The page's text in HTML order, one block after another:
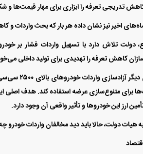
تدریجی تعرفه را ابزاری برای مهار قیمت‌ها و
اخیر نیز نشان داده هر بار که بحث واردات و
دولت تلاش دارد با تسهیل واردات فشار بر
کاهش تعرفه را تهدیدی برای تولید داخلی
از سوی
برای متنوع‌سازی عرضه استفاده کند. هدف اصلی
ارز این خودرو‌ها و تأثیر واقعی آن وجود دارد.
هیات دولت، حالا باید دید مخالفان واردات خودرو